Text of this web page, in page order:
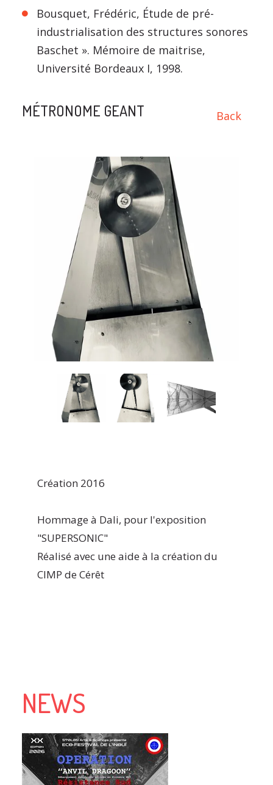
Bousquet, Frédéric, Étude de pré-
industrialisation des structures sonores
Baschet ». Mémoire de maitrise,
Université Bordeaux I, 1998.
Back
MÉTRONOME GEANT
Création 2016
Hommage à Dali, pour l'exposition
"SUPERSONIC"
Réalisé avec une aide à la création du
CIMP de Cérêt
NEWS